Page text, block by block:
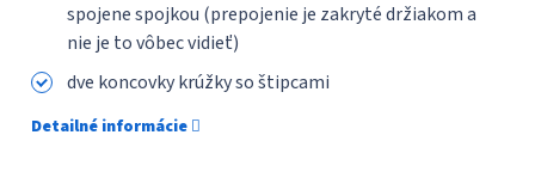
spojene spojkou (prepojenie je zakryté držiakom a
nie je to vôbec vidieť)
dve koncovky krúžky so štipcami
Detailné informácie